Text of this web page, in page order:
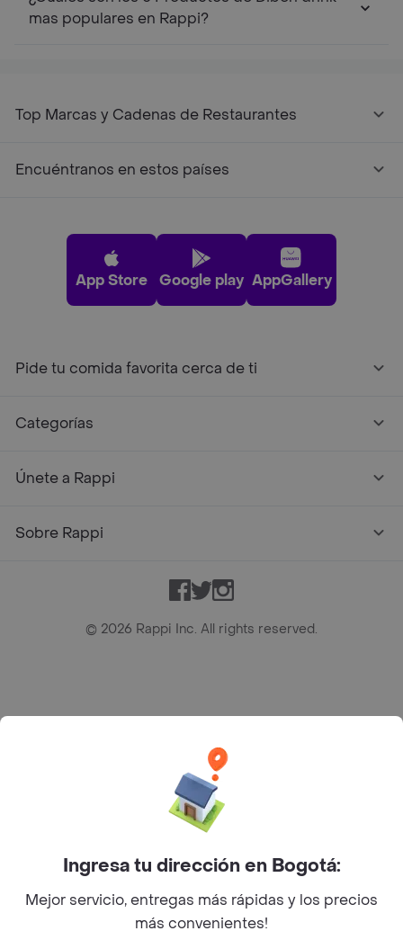
mas populares en Rappi?
Top Marcas y Cadenas de Restaurantes
Encuéntranos en estos países
App Store Google play AppGallery
Pide tu comida favorita cerca de ti
Categorías
Únete a Rappi
Sobre Rappi
Facebook
TwitterInstagram
© 2026 Rappi Inc. All rights reserved.
Bogotá D.C. --- notificacionesrappi@rappi.com
Ingresa tu dirección en Bogotá:
Mejor servicio, entregas más rápidas y los precios
más convenientes!